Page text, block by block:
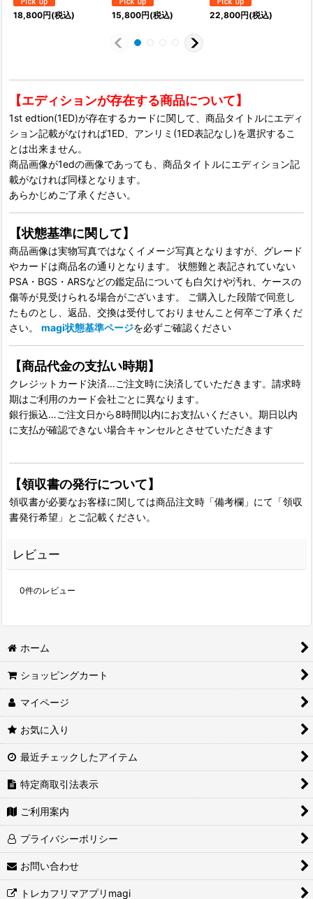
18,800円(税込) 15,800円(税込) 22,800円(税込)
【エディションが存在する商品について】
1st edtion(1ED)が存在するカードに関して、商品タイトルにエディ
ション記載がなければ1ED、アンリミ(1ED表記なし)を選択するこ
とは出来ません。
商品画像が1edの画像であっても、商品タイトルにエディション記
載がなければ同様となります。
あらかじめご了承ください。
【状態基準に関して】
商品画像は実物写真ではなくイメージ写真となりますが、グレード
やカードは商品名の通りとなります。 状態難と表記されていない
PSA・BGS・ARSなどの鑑定品についても白欠けや汚れ、ケースの
傷等が見受けられる場合がございます。 ご購入した段階で同意し
たものとし、返品、交換は受付しておりませんこと何卒ご了承くだ
さい。 magi状態基準ページを必ずご確認ください
【商品代金の支払い時期】
クレジットカード決済…ご注文時に決済していただきます。請求時
期はご利用のカード会社ごとに異なります。
銀行振込…ご注文日から8時間以内にお支払いください。期日以内
に支払が確認できない場合キャンセルとさせていただきます
【領収書の発行について】
領収書が必要なお客様に関しては商品注文時「備考欄」にて「領収
書発行希望」とご記載ください。
レビュー
0件のレビュー
ホーム
ショッピングカート
マイページ
お気に入り
最近チェックしたアイテム
特定商取引法表示
ご利用案内
プライバシーポリシー
お問い合わせ
トレカフリマアプリmagi